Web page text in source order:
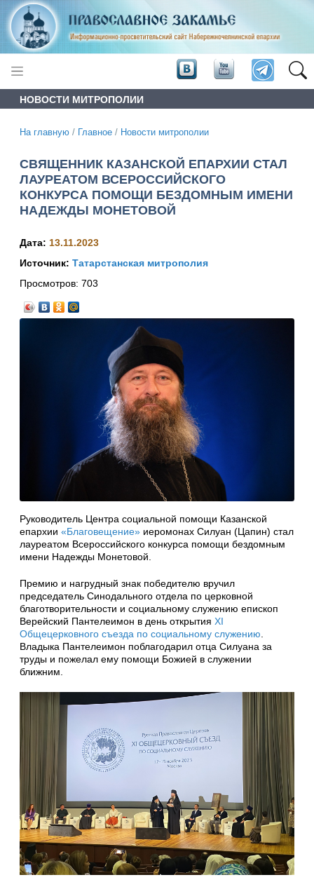
НОВОСТИ МИТРОПОЛИИ
На главную / Главное / Новости митрополии
СВЯЩЕННИК КАЗАНСКОЙ ЕПАРХИИ СТАЛ
ЛАУРЕАТОМ ВСЕРОССИЙСКОГО
КОНКУРСА ПОМОЩИ БЕЗДОМНЫМ ИМЕНИ
НАДЕЖДЫ МОНЕТОВОЙ
Дата: 13.11.2023
Источник: Татарстанская митрополия
Просмотров: 703
Руководитель Центра социальной помощи Казанской
епархии «Благовещение» иеромонах Силуан (Цапин) стал
лауреатом Всероссийского конкурса помощи бездомным
имени Надежды Монетовой.
Премию и нагрудный знак победителю вручил
председатель Синодального отдела по церковной
благотворительности и социальному служению епископ
Верейский Пантелеимон в день открытия XI
Общецерковного съезда по социальному служению
Владыка Пантелеимон поблагодарил отца Силуана за
труды и пожелал ему помощи Божией в служении
ближним.